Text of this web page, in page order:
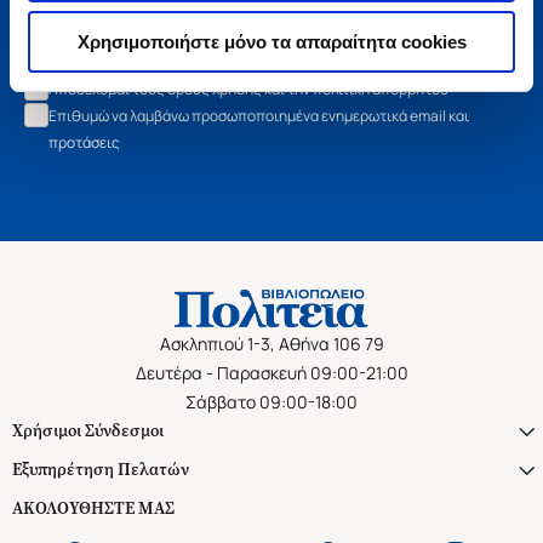
Χρησιμοποιήστε μόνο τα απαραίτητα cookies
Αποδέχομαι τους όρους χρήσης και την πολιτική απορρήτου
Επιθυμώ να λαμβάνω προσωποποιημένα ενημερωτικά email και
προτάσεις
Ασκληπιού 1-3, Αθήνα 106 79
Δευτέρα - Παρασκευή 09:00-21:00
Σάββατο 09:00-18:00
Χρήσιμοι Σύνδεσμοι
Εξυπηρέτηση Πελατών
ΑΚΟΛΟΥΘΗΣΤΕ ΜΑΣ